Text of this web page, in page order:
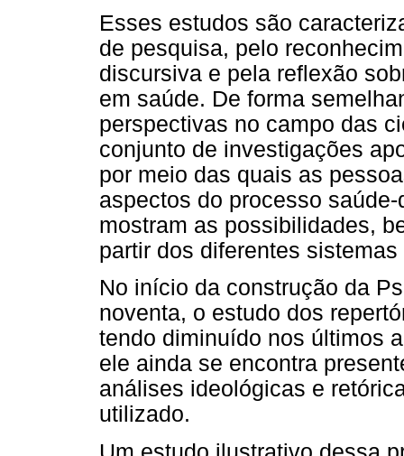
Esses estudos são
de pesquisa, pelo
discursiva e pela reflexão
em saúde. De forma
perspectivas no campo das
conjunto de investigações
por meio das quais as
aspectos do processo
mostram as possibilidades,
partir dos diferentes
No início da construção da
noventa, o estudo dos
tendo diminuído nos últimos
ele ainda se encontra
análises ideológicas e
utilizado.